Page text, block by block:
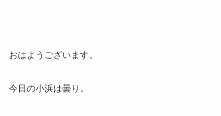
おはようございます。
今日の小浜は曇り。